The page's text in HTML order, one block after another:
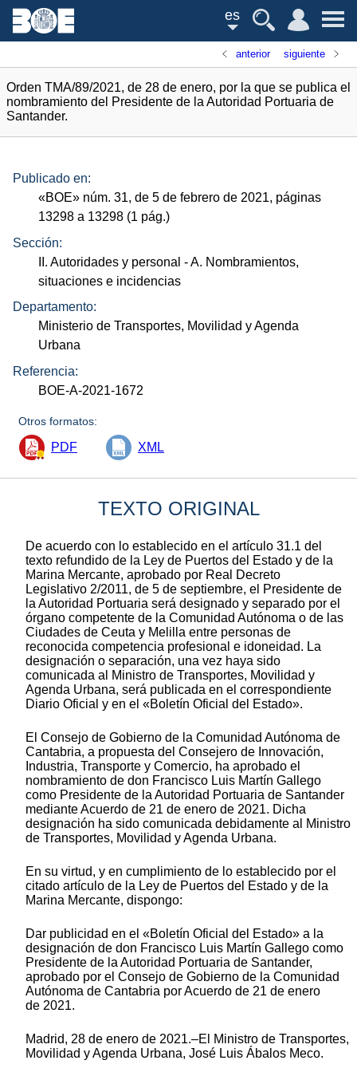
es
anterior siguiente
Orden TMA/89/2021, de 28 de enero, por la que se publica el
nombramiento del Presidente de la Autoridad Portuaria de
Santander.
Publicado en:
«BOE» núm. 31, de 5 de febrero de 2021, páginas
13298 a 13298 (1 pág.)
Sección:
II. Autoridades y personal - A. Nombramientos,
situaciones e incidencias
Departamento:
Ministerio de Transportes, Movilidad y Agenda
Urbana
Referencia:
BOE-A-2021-1672
Otros formatos:
PDF XML
TEXTO ORIGINAL
De acuerdo con lo establecido en el artículo 31.1 del
texto refundido de la Ley de Puertos del Estado y de la
Marina Mercante, aprobado por Real Decreto
Legislativo 2/2011, de 5 de septiembre, el Presidente de
la Autoridad Portuaria será designado y separado por el
órgano competente de la Comunidad Autónoma o de las
Ciudades de Ceuta y Melilla entre personas de
reconocida competencia profesional e idoneidad. La
designación o separación, una vez haya sido
comunicada al Ministro de Transportes, Movilidad y
Agenda Urbana, será publicada en el correspondiente
Diario Oficial y en el «Boletín Oficial del Estado».
El Consejo de Gobierno de la Comunidad Autónoma de
Cantabria, a propuesta del Consejero de Innovación,
Industria, Transporte y Comercio, ha aprobado el
nombramiento de don Francisco Luis Martín Gallego
como Presidente de la Autoridad Portuaria de Santander
mediante Acuerdo de 21 de enero de 2021. Dicha
designación ha sido comunicada debidamente al Ministro
de Transportes, Movilidad y Agenda Urbana.
En su virtud, y en cumplimiento de lo establecido por el
citado artículo de la Ley de Puertos del Estado y de la
Marina Mercante, dispongo:
Dar publicidad en el «Boletín Oficial del Estado» a la
designación de don Francisco Luis Martín Gallego como
Presidente de la Autoridad Portuaria de Santander,
aprobado por el Consejo de Gobierno de la Comunidad
Autónoma de Cantabria por Acuerdo de 21 de enero
de 2021.
Madrid, 28 de enero de 2021.–El Ministro de Transportes,
Movilidad y Agenda Urbana, José Luis Ábalos Meco.